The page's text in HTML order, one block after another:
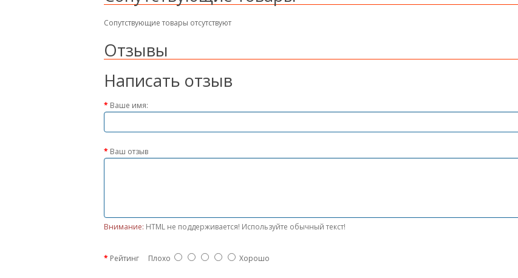
Сопутствующие товары отсутствуют
Отзывы
Написать отзыв
Ваше имя:
Ваш отзыв
Внимание: HTML не поддерживается! Используйте обычный текст!
Рейтинг Плохо Хорошо